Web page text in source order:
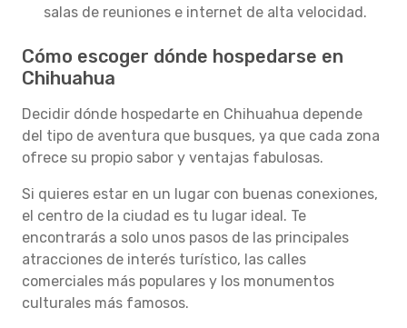
salas de reuniones e internet de alta velocidad.
Cómo escoger dónde hospedarse en
Chihuahua
Decidir dónde hospedarte en Chihuahua depende
del tipo de aventura que busques, ya que cada zona
ofrece su propio sabor y ventajas fabulosas.
Si quieres estar en un lugar con buenas conexiones,
el centro de la ciudad es tu lugar ideal. Te
encontrarás a solo unos pasos de las principales
atracciones de interés turístico, las calles
comerciales más populares y los monumentos
culturales más famosos.